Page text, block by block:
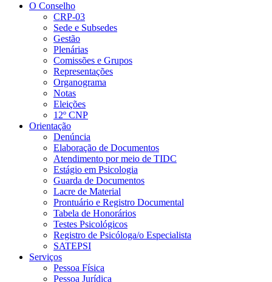
O Conselho
CRP-03
Sede e Subsedes
Gestão
Plenárias
Comissões e Grupos
Representações
Organograma
Notas
Eleições
12º CNP
Orientação
Denúncia
Elaboração de Documentos
Atendimento por meio de TIDC
Estágio em Psicologia
Guarda de Documentos
Lacre de Material
Prontuário e Registro Documental
Tabela de Honorários
Testes Psicológicos
Registro de Psicóloga/o Especialista
SATEPSI
Serviços
Pessoa Física
Pessoa Jurídica